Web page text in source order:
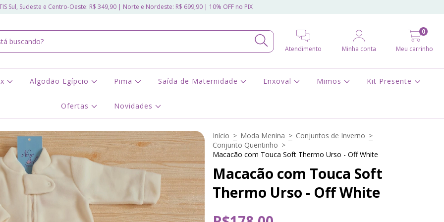
Sul, Sudeste e Centro-Oeste: R$ 349,90 | Norte e Nordeste: R$ 699,90 | 10% OFF no PIX
Atendimento Minha conta Meu carrinho
0
Algodão Egípcio Pima Saída de Maternidade Enxoval Mimos Kit Presente
Ofertas Novidades
Início > Moda Menina > Conjuntos de Inverno >
Conjunto Quentinho >
Macacão com Touca Soft Thermo Urso - Off White
Macacão com Touca Soft
Thermo Urso - Off White